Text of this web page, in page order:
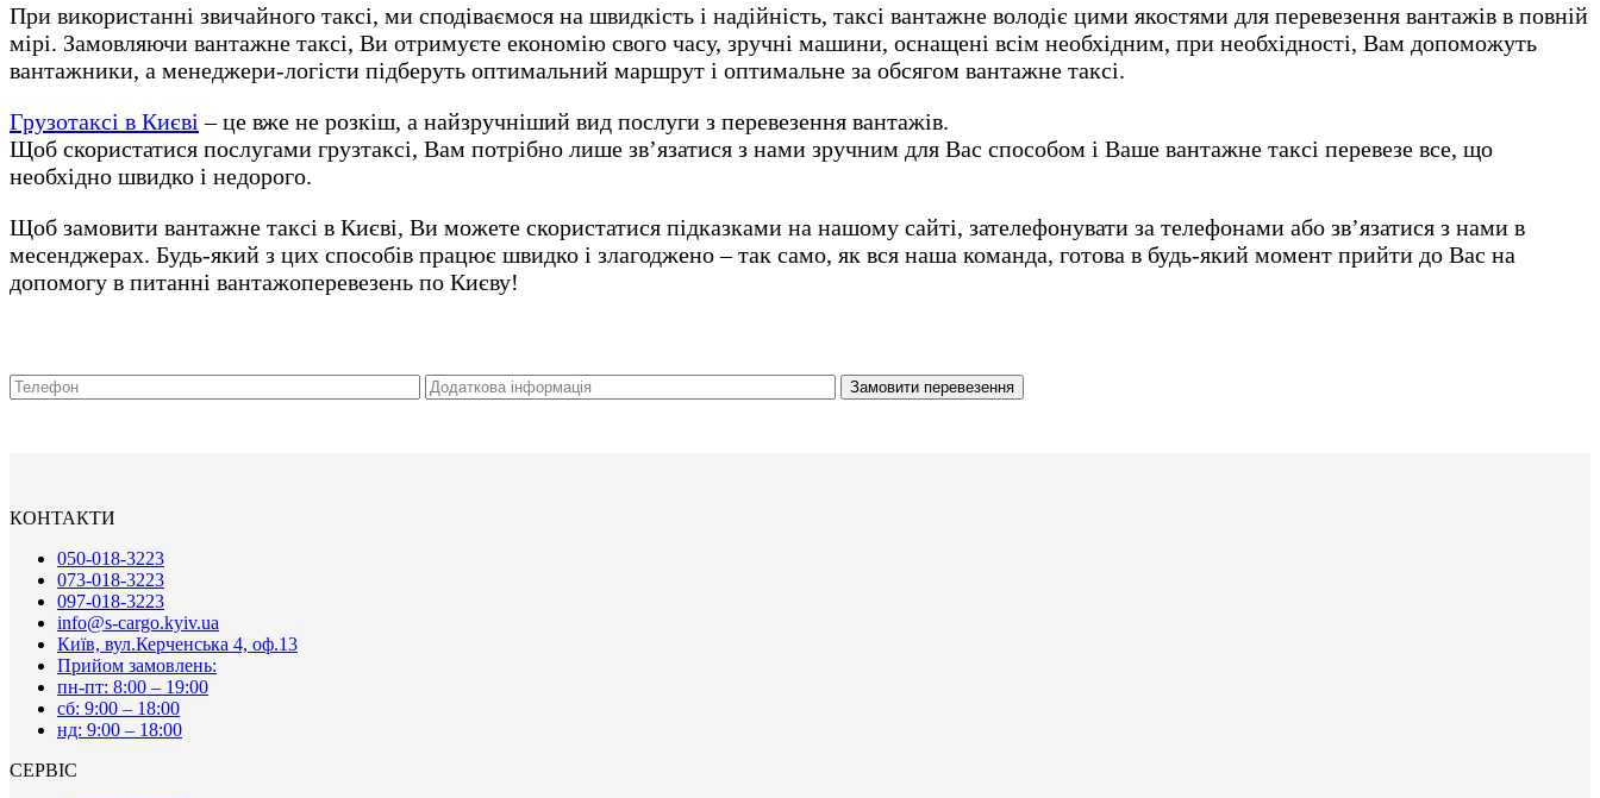
При використанні звичайного таксі, ми сподіваємося на швидкість і надійність, таксі вантажне володіє цими якостями для перевезення вантажів в повній
мірі. Замовляючи вантажне таксі, Ви отримуєте економію свого часу, зручні машини, оснащені всім необхідним, при необхідності, Вам допоможуть
вантажники, а менеджери-логісти підберуть оптимальний маршрут і оптимальне за обсягом вантажне таксі.
Грузотаксі в Києві – це вже не розкіш, а найзручніший вид послуги з перевезення вантажів.
Щоб скористатися послугами грузтаксі, Вам потрібно лише зв’язатися з нами зручним для Вас способом і Ваше вантажне таксі перевезе все, що
необхідно швидко і недорого.
Щоб замовити вантажне таксі в Києві, Ви можете скористатися підказками на нашому сайті, зателефонувати за телефонами або зв’язатися з нами в
месенджерах. Будь-який з цих способів працює швидко і злагоджено – так само, як вся наша команда, готова в будь-який момент прийти до Вас на
допомогу в питанні вантажоперевезень по Києву!
КОНТАКТИ
050-018-3223
073-018-3223
097-018-3223
info@s-cargo.kyiv.ua
Київ, вул.Керченська 4, оф.13
Прийом замовлень:
пн-пт: 8:00 – 19:00
сб: 9:00 – 18:00
нд: 9:00 – 18:00
СЕРВІС